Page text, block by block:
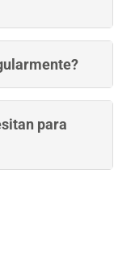
para